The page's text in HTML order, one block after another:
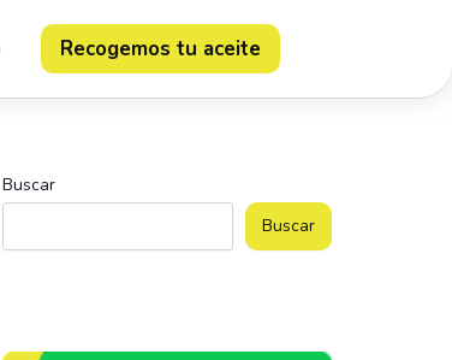
Recogemos tu aceite
Buscar
Buscar